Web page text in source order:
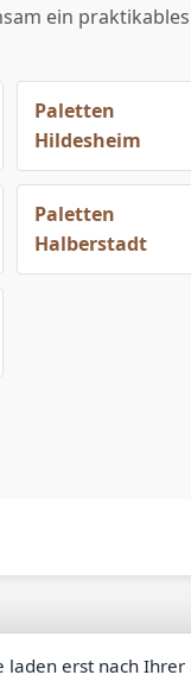
ein praktikables
Paletten
Hildesheim
Paletten
Halberstadt
erst nach Ihrer